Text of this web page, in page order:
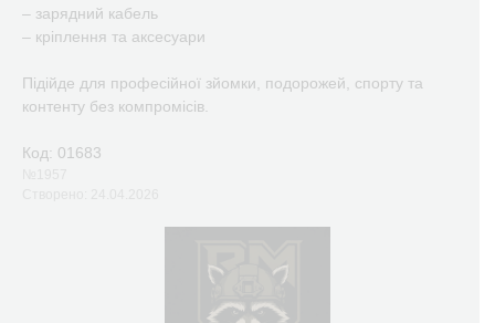
– зарядний кабель
– кріплення та аксесуари
Підійде для професійної зйомки, подорожей, спорту та
контенту без компромісів.
Код: 01683